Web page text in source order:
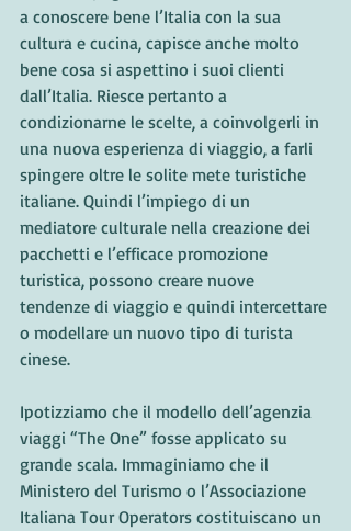
a conoscere bene l’Italia con la sua
cultura e cucina, capisce anche molto
bene cosa si aspettino i suoi clienti
dall’Italia. Riesce pertanto a
condizionarne le scelte, a coinvolgerli in
una nuova esperienza di viaggio, a farli
spingere oltre le solite mete turistiche
italiane. Quindi l’impiego di un
mediatore culturale nella creazione dei
pacchetti e l’efficace promozione
turistica, possono creare nuove
tendenze di viaggio e quindi intercettare
o modellare un nuovo tipo di turista
cinese.
Ipotizziamo che il modello dell’agenzia
viaggi “The One” fosse applicato su
grande scala. Immaginiamo che il
Ministero del Turismo o l’Associazione
Italiana Tour Operators costituiscano un